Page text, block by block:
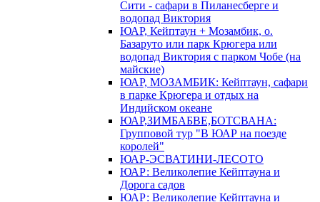
Сити - сафари в Пиланесберге и
водопад Виктория
ЮАР, Кейптаун + Мозамбик, о.
Базаруто или парк Крюгера или
водопад Виктория с парком Чобе (на
майские)
ЮАР, МОЗАМБИК: Кейптаун, сафари
в парке Крюгера и отдых на
Индийском океане
ЮАР,ЗИМБАБВЕ,БОТСВАНА:
Групповой тур "В ЮАР на поезде
королей"
ЮАР-ЭСВАТИНИ-ЛЕСОТО
ЮАР: Великолепие Кейптауна и
Дорога садов
ЮАР: Великолепие Кейптауна и